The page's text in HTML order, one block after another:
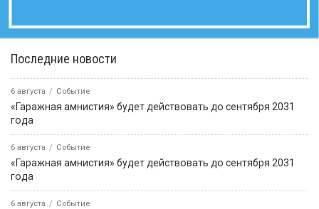
Последние новости
6 августа Событие
«Гаражная амнистия» будет действовать до сентября 2031
года
6 августа Событие
«Гаражная амнистия» будет действовать до сентября 2031
года
6 августа Событие